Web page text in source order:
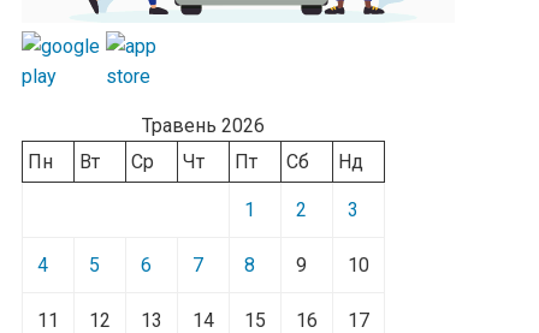
Травень 2026
Пн
Вт Ср Чт Пт Сб Нд
1 2 3
4 5 6 7 8 9 10
11 12 13 14 15 16 17